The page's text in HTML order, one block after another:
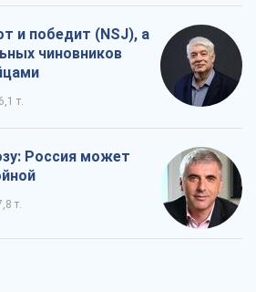
и победит (NSJ), а
чиновников
6,1 т.
Россия может
т.